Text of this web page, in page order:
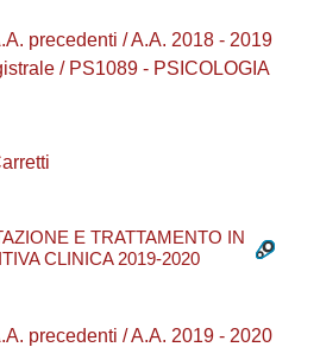
precedenti / A.A. 2018 - 2019
/ PS1089 - PSICOLOGIA
E TRATTAMENTO IN
CLINICA 2019-2020
precedenti / A.A. 2019 - 2020